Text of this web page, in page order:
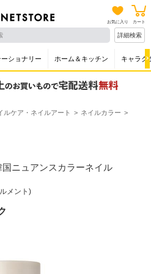
お気に入り カート
詳細検索
ーショナリー ホーム＆キッチン キャラク
ルケア・ネイルアート
ネイルカラー
ニュアンスカラーネイル
メント)